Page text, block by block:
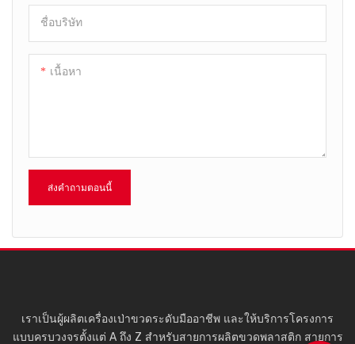
ชื่อบริษัท
เนื้อหา
ส่งคำถามตอนนี้
เราเป็นผู้ผลิตเครื่องเป่าขวดระดับมืออาชีพ และให้บริการโครงการ
แบบครบวงจรตั้งแต่ A ถึง Z สำหรับสายการผลิตขวดพลาสติก สายการ